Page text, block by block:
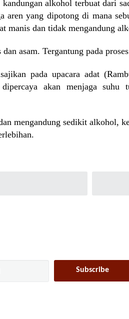
alkohol terbuat dari
aren yang dipotong di mana
manis dan tidak mengandung
asam. Tergantung pada
pada upacara adat
akan menjaga suhu
mengandung sedikit alkohol,